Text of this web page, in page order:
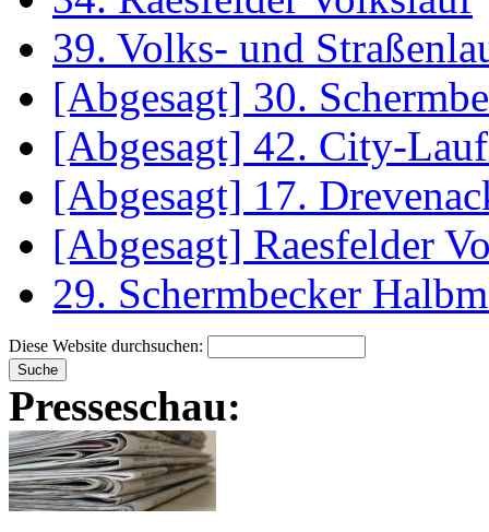
39. Volks- und
[Abgesagt] 30.
[Abgesagt] 42. City-
[Abgesagt] 17.
[Abgesagt] Raesfelder
29. Schermbecker
Diese Website durchsuchen:
Presseschau: